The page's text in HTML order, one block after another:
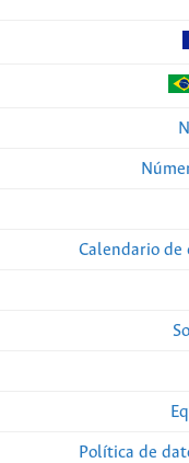
Calendario de
Política de